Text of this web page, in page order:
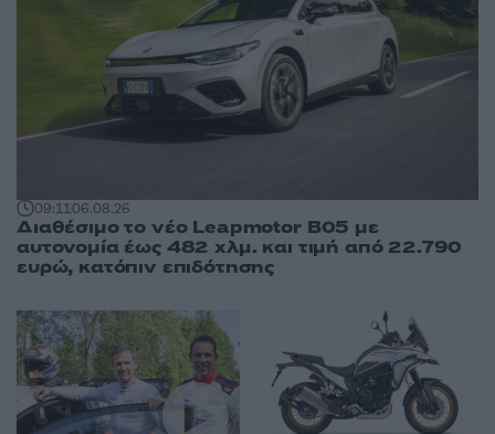
09:1106.08.26
Διαθέσιμο το νέο Leapmotor B05 με
αυτονομία έως 482 χλμ. και τιμή από 22.790
ευρώ, κατόπιν επιδότησης